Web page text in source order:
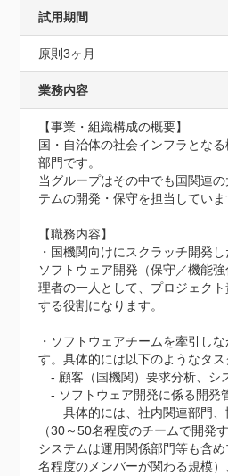
試用期間
原則3ヶ月
業務内容
【事業・組織構成の概要】
国・自治体の社会インフラとな
部門です。
当グループはその中でも国関連
テムの開発・保守を担当していま
【職務内容】
・国機関向けにスクラッチ開発
ソフトウェア開発（保守／機能
理者の一人として、プロジェク
する役割になります。
・ソフトウェアチームを牽引し
す。具体的には以下のようなタス
- 顧客（国機関）要求分析、シ
- ソフトウェア開発に係る開発
具体的には、社内関連部門、
（30～50名程度のチームで開発
システムは運用関係部門等も含
名程度のメンバーが関わる規模